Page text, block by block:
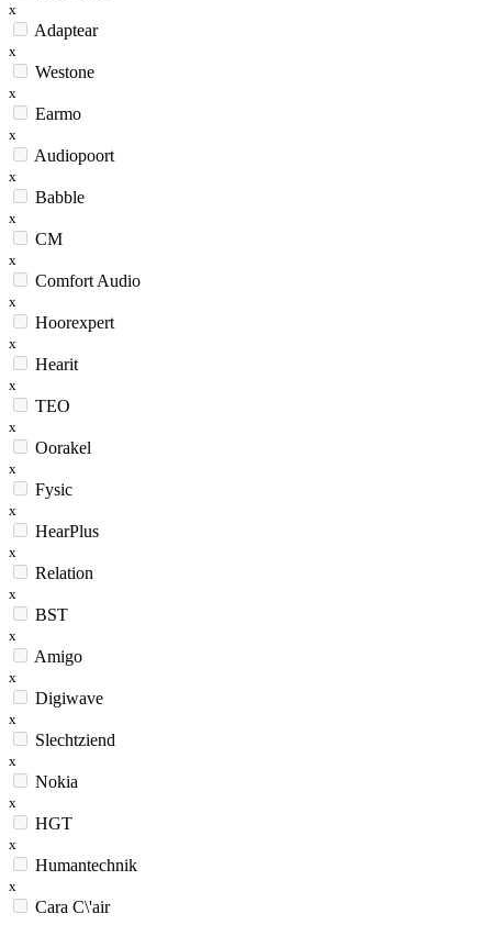
x
Adaptear
x
Westone
x
Earmo
x
Audiopoort
x
Babble
x
CM
x
Comfort Audio
x
Hoorexpert
x
Hearit
x
TEO
x
Oorakel
x
Fysic
x
HearPlus
x
Relation
x
BST
x
Amigo
x
Digiwave
x
Slechtziend
x
Nokia
x
HGT
x
Humantechnik
x
Cara C\'air